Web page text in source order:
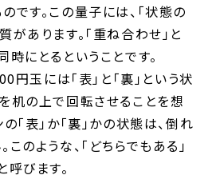
です。この量子には、「状態の
があります。「重ね合わせ」と
にとるということです。
円玉には「表」と「裏」という状
机の上で回転させることを想
「表」か「裏」かの状態は、倒れ
のような、「どちらでもある」
呼びます。